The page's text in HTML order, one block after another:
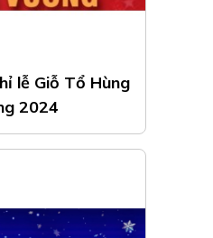
lễ Giỗ Tổ Hùng
2024